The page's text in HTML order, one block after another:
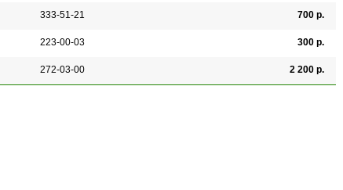
333-51-21 700 р.
223-00-03 300 р.
272-03-00 2 200 р.